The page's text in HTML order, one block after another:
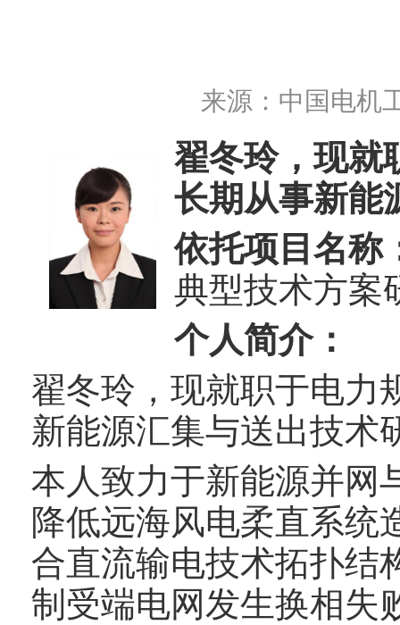
来源： 中国电机
翟冬玲，现就
长期从事新能
依托项目名称
典型技术方案
个人简介：
翟冬玲，现就职于电力
新能源汇集与送出技术
本人致力于新能源并网
降低远海风电柔直系统
合直流输电技术拓扑结
制受端电网发生换相失